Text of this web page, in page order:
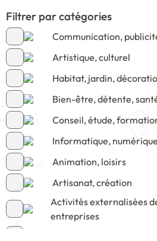
Filtrer par catégories
Communication,
Artistique, culturel
Habitat, jardin,
Bien-être, détente,
Conseil, étude,
Informatique, numérique
Animation, loisirs
Artisanat, création
Activités externalisées
entreprises
2
7
4
43
−
Leaflet